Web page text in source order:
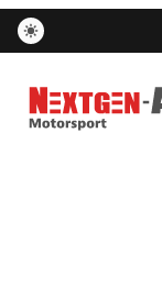
Nextgen-